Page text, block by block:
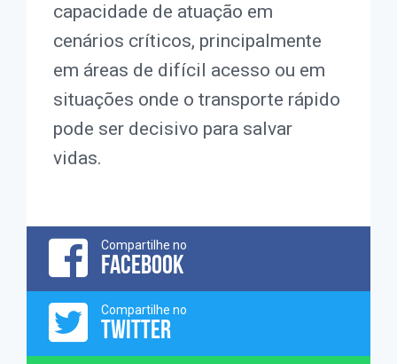
capacidade de atuação em
cenários críticos, principalmente
em áreas de difícil acesso ou em
situações onde o transporte rápido
pode ser decisivo para salvar
vidas.
Compartilhe no
FACEBOOK
Compartilhe no
TWITTER